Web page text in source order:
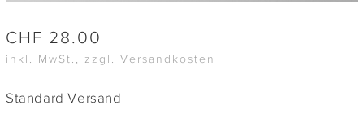
CHF 28.00
inkl. MwSt., zzgl. Versandkosten
Standard Versand